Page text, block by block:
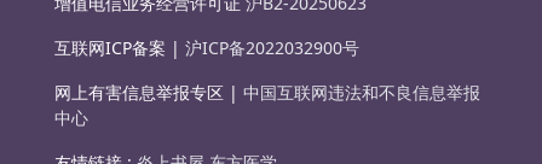
互联网ICP备案 | 沪ICP备2022032900号
网上有害信息举报专区 | 中国互联网违法和不良信息举报
中心